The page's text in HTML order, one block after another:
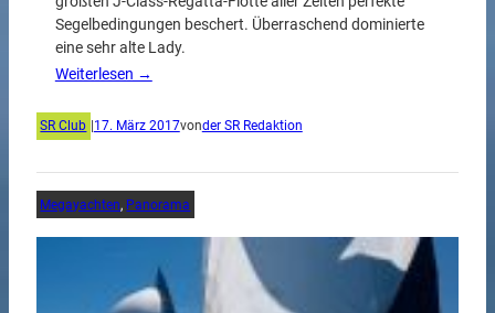
Segelbedingungen beschert. Überraschend dominierte
eine sehr alte Lady.
Weiterlesen →
SR Club 17. März 2017vonder SR Redaktion
Megayachten, Panorama